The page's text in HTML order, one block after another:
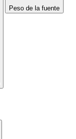
Peso de la fuente